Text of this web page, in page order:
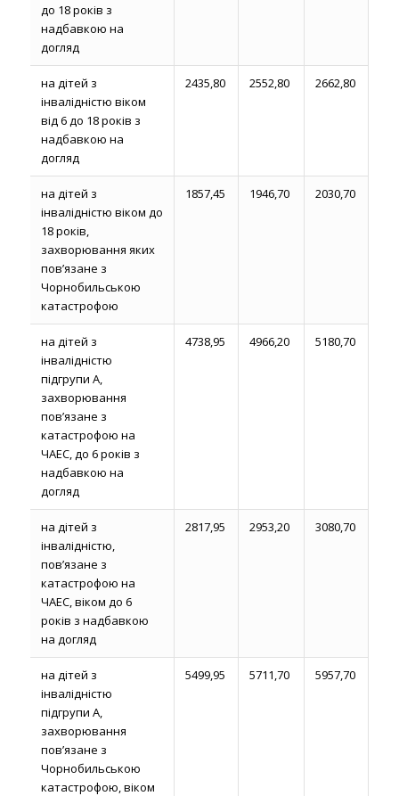
до 18 років з
надбавкою на
догляд
на дітей з
інвалідністю віком
від 6 до 18 років з
надбавкою на
догляд
2435,80 2552,80 2662,80
на дітей з
інвалідністю віком до
18 років,
захворювання яких
пов’язане з
Чорнобильською
катастрофою
1857,45 1946,70 2030,70
на дітей з
інвалідністю
підгрупи А,
захворювання
пов’язане з
катастрофою на
ЧАЕС, до 6 років з
надбавкою на
догляд
4738,95 4966,20 5180,70
на дітей з
інвалідністю,
пов’язане з
катастрофою на
ЧАЕС, віком до 6
років з надбавкою
на догляд
2817,95 2953,20 3080,70
на дітей з
інвалідністю
підгрупи А,
захворювання
пов’язане з
Чорнобильською
катастрофою, віком
5499,95 5711,70 5957,70